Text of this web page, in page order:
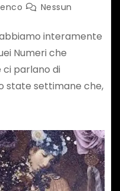
Nessun
interamente
Numeri che
ci parlano di
state settimane che,